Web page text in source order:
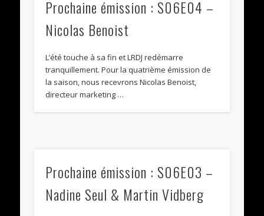
Prochaine émission : S06E04 –
Nicolas Benoist
L’été touche à sa fin et LRDJ redémarre
tranquillement. Pour la quatrième émission de
la saison, nous recevrons Nicolas Benoist,
directeur marketing …
Prochaine émission : S06E03 –
Nadine Seul & Martin Vidberg